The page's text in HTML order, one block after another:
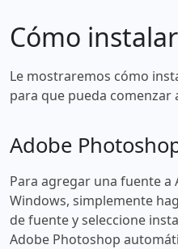
Cómo
Le mostraremos cómo
para que pueda comenzar
Adobe
Para agregar una fuente a
Windows, simplemente
de fuente y seleccione
Adobe Photoshop